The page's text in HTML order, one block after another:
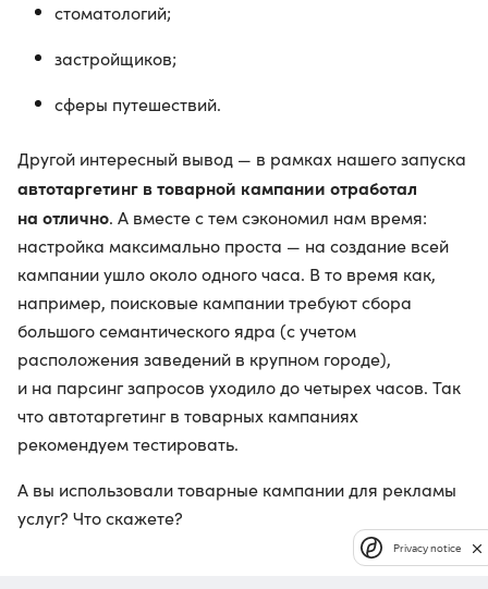
стоматологий;
застройщиков;
сферы путешествий.
Другой интересный вывод — в рамках нашего запуска
автотаргетинг в товарной кампании отработал
на отлично. А вместе с тем сэкономил нам время:
настройка максимально проста — на создание всей
кампании ушло около одного часа. В то время как,
например, поисковые кампании требуют сбора
большого семантического ядра (с учетом
расположения заведений в крупном городе),
и на парсинг запросов уходило до четырех часов. Так
что автотаргетинг в товарных кампаниях
рекомендуем тестировать.
А вы использовали товарные кампании для рекламы
услуг? Что скажете?
Privacy notice